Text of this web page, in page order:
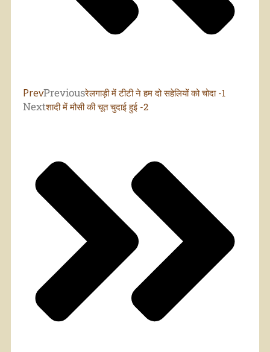
PrevPreviousरेलगाड़ी में टीटी ने हम दो सहेलियों को चोदा -1
Nextशादी में मौसी की चूत चुदाई हुई -2